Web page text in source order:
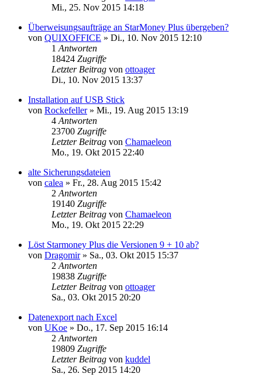
Mi., 25. Nov 2015 14:18
Überweisungsaufträge an StarMoney Plus übergeben?
von QUIXOFFICE » Di., 10. Nov 2015 12:10
1 Antworten
18424 Zugriffe
Letzter Beitrag von ottoager
Di., 10. Nov 2015 13:37
Installation auf USB Stick
von Rockefeller» Mi., 19. Aug 2015 13:19
4 Antworten
23700 Zugriffe
Letzter Beitrag von Chamaeleon
Mo., 19. Okt 2015 22:40
alte Sicherungsdateien
von calea » Fr., 28. Aug 2015 15:42
2 Antworten
19140 Zugriffe
Letzter Beitrag von Chamaeleon
Mo., 19. Okt 2015 22:29
Löst Starmoney Plus die Versionen 9 + 10 ab?
von Dragomir» Sa., 03. Okt 2015 15:37
2 Antworten
19838 Zugriffe
Letzter Beitrag von ottoager
Sa., 03. Okt 2015 20:20
Datenexport nach Excel
von UKoe » Do., 17. Sep 2015 16:14
2 Antworten
19809 Zugriffe
Letzter Beitrag von kuddel
Sa., 26. Sep 2015 14:20